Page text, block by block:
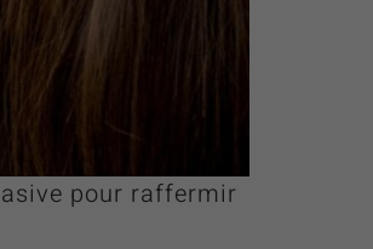
pour raffermir